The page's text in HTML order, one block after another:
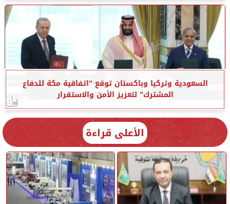
السعودية وتركيا وباكستان توقع ”اتفاقية مكة للدفاع
المشترك” لتعزيز الأمن والاستقرار
الأعلى قراءة